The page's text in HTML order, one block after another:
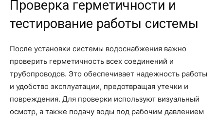
Проверка герметичности и
тестирование работы системы
После установки системы водоснабжения важно
проверить герметичность всех соединений и
трубопроводов. Это обеспечивает надежность работы
и удобство эксплуатации, предотвращая утечки и
повреждения. Для проверки используют визуальный
осмотр, а также подачу воды под рабочим давлением